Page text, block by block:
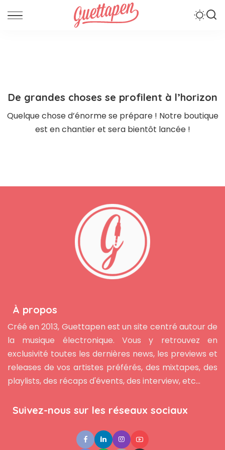
De grandes choses se profilent à l’horizon
Quelque chose d’énorme se prépare ! Notre boutique
est en chantier et sera bientôt lancée !
À propos
Créé en 2013, Guettapen est un site centré autour de
la musique électronique. Vous y retrouvez en
exclusivité toutes les dernières news, les previews et
releases de vos artistes préférés, des mixtapes, des
playlists, des récaps d'évents, des interview, etc...
Suivez-nous sur les réseaux sociaux